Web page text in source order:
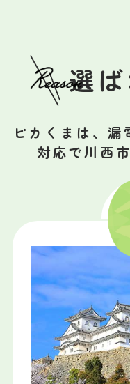
選
ピカくまは、
対応で川西